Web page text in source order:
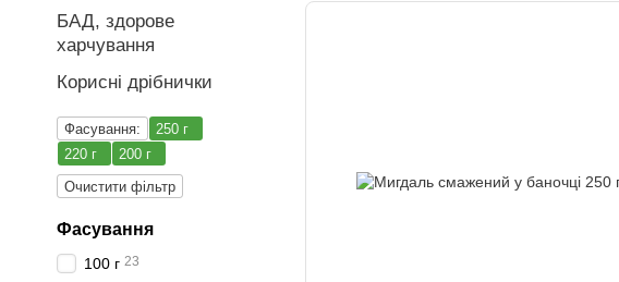
БАД, здорове
харчування
Корисні дрібнички
Фасування:
250 г
220 г
200 г
Очистити фільтр
Фасування
100 г 23